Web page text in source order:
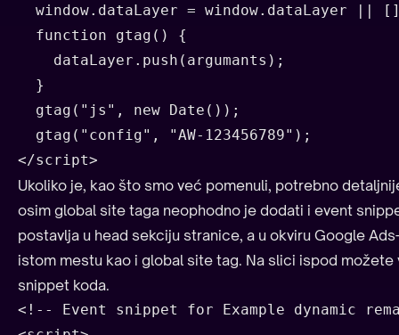
window.dataLayer = window.dataLayer ||
  function gtag() {
    dataLayer.push(argumants);
  }
  gtag("js", new Date());
  gtag("config", "AW-123456789");
</script>
Ukoliko je, kao što smo već pomenuli, potrebno
osim global site taga neophodno je dodati i event
postavlja u head sekciju stranice, a u okviru Google
istom mestu kao i global site tag. Na slici ispod
snippet koda.
<!-- Event snippet for Example dynamic